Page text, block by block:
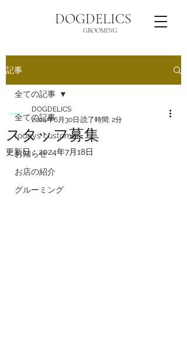
DOGDELICS
GROOMING
記事
全ての記事
todays customer
お知らせ
お店の紹介
グルーミング
全ての記事
スタッフ募集
DOGDELICS
2024年6月30日 読了時間: 2分
更新日：2024年7月18日